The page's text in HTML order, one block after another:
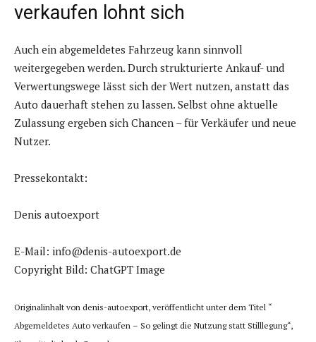
verkaufen lohnt sich
Auch ein abgemeldetes Fahrzeug kann sinnvoll
weitergegeben werden. Durch strukturierte Ankauf- und
Verwertungswege lässt sich der Wert nutzen, anstatt das
Auto dauerhaft stehen zu lassen. Selbst ohne aktuelle
Zulassung ergeben sich Chancen – für Verkäufer und neue
Nutzer.
Pressekontakt:
Denis autoexport
E-Mail: info@denis-autoexport.de
Copyright Bild: ChatGPT Image
Originalinhalt von denis-autoexport, veröffentlicht unter dem Titel “
Abgemeldetes Auto verkaufen – So gelingt die Nutzung statt Stilllegung“,